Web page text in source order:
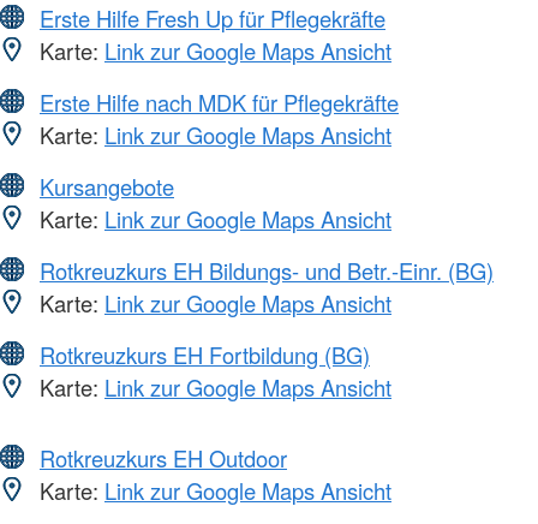
Erste Hilfe Fresh Up für Pflegekräfte
Karte: Link zur Google Maps Ansicht
Erste Hilfe nach MDK für Pflegekräfte
Karte: Link zur Google Maps Ansicht
Kursangebote
Karte: Link zur Google Maps Ansicht
Rotkreuzkurs EH Bildungs- und Betr.-Einr. (BG)
Karte: Link zur Google Maps Ansicht
Rotkreuzkurs EH Fortbildung (BG)
Karte: Link zur Google Maps Ansicht
Rotkreuzkurs EH Outdoor
Karte: Link zur Google Maps Ansicht